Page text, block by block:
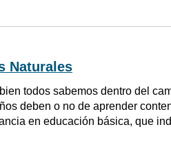
Naturales
todos sabemos dentro del
deben o no de aprender
en educación básica, que